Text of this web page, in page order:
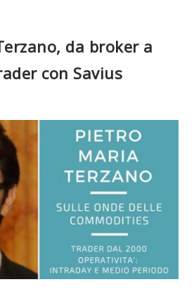
da broker a
con Savius